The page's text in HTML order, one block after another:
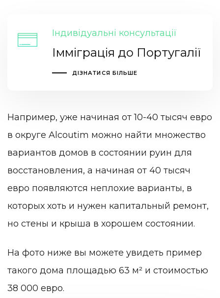
Індивідуальні консультації
Імміграція до Португалії
ДІЗНАТИСЯ БІЛЬШЕ
Например, уже начиная от 10-40 тысяч евро
в округе Alcoutim можно найти множество
вариантов домов в состоянии руин для
восстановления, а начиная от 40 тысяч
евро появляются неплохие варианты, в
которых хоть и нужен капитальный ремонт,
но стены и крыша в хорошем состоянии.
На фото ниже вы можете увидеть пример
такого дома площадью 63 м² и стоимостью
38 000 евро.